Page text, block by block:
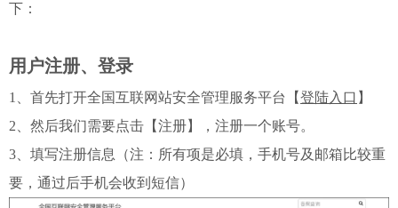
下：
用户注册、登录
1、首先打开全国互联网站安全管理服务平台【登陆入口 】
2、然后我们需要点击【注册】，注册一个账号。
3、填写注册信息（注：所有项是必填，手机号及邮箱比较重
要，通过后手机会收到短信）